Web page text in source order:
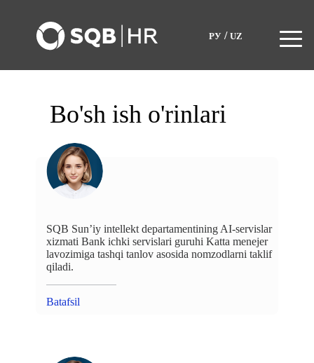
РУ/ UZ
Bo'sh ish o'rinlari
SQB Sun’iy intellekt departamentining AI-servislar
xizmati Bank ichki servislari guruhi Katta menejer
lavozimiga tashqi tanlov asosida nomzodlarni taklif
qiladi.
Batafsil